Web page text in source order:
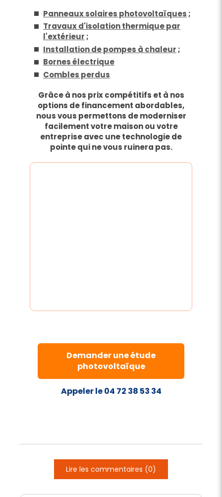
Panneaux solaires photovoltaïques ;
Travaux d'isolation thermique par
l'extérieur ;
Installation de pompes à chaleur ;
Bornes électrique
Combles perdus
Grâce à nos prix compétitifs et à nos
options de financement abordables,
nous vous permettons de moderniser
facilement votre maison ou votre
entreprise avec une technologie de
pointe qui ne vous ruinera pas.
Demander une étude
photovoltaïque
Appeler le 04 72 38 53 34
Lire les commentaires (0)